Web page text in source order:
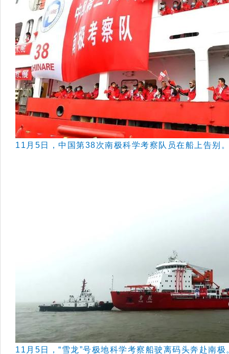
11月5日，中国第38次南极科学考察队员在船上告别
11月5日，“雪龙”号极地科学考察船驶离码头奔赴南